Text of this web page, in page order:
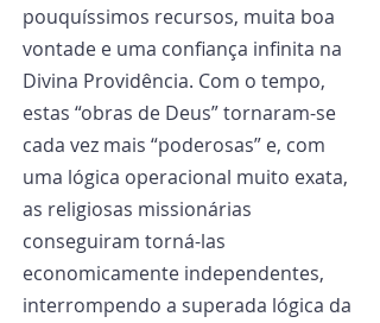
pouquíssimos recursos, muita boa
vontade e uma confiança infinita na
Divina Providência. Com o tempo,
estas “obras de Deus” tornaram-se
cada vez mais “poderosas” e, com
uma lógica operacional muito exata,
as religiosas missionárias
conseguiram torná-las
economicamente independentes,
interrompendo a superada lógica da